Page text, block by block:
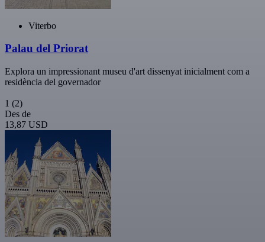
Viterbo
Palau del Priorat
Explora un impressionant museu d'art dissenyat inicialment com a
residència del governador
1 (2)
Des de
13,87 USD